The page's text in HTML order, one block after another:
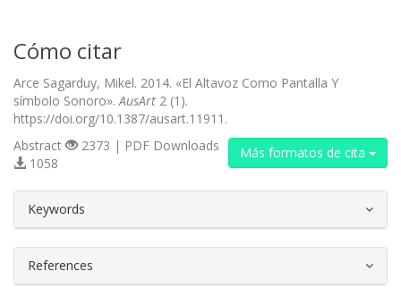
Cómo citar
Arce Sagarduy, Mikel. 2014. «El Altavoz Como Pantalla Y
símbolo Sonoro». AusArt 2 (1).
https://doi.org/10.1387/ausart.11911.
Más formatos de cita
Abstract
2373 | PDF Downloads
1058
Keywords
References